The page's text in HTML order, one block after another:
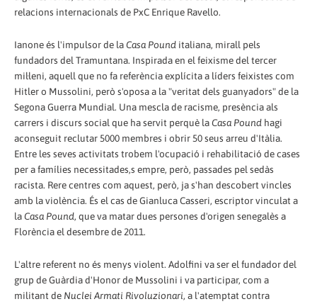
relacions internacionals de PxC Enrique Ravello.
Ianone és l'impulsor de laCasa Pound italiana, mirall pels
fundadors del Tramuntana. Inspirada en el feixisme del tercer
mil·leni, aquell que no fa referència explícita a líders feixistes com
Hitler o Mussolini, però s'oposa a la "veritat dels guanyadors" de la
Segona Guerra Mundial. Una mescla de racisme, presència als
carrers i discurs social que ha servit perquè laCasa Pound hagi
aconseguit reclutar 5000 membres i obrir 50 seus arreu d'Itàlia.
Entre les seves activitats trobem l'ocupació i rehabilitació de cases
per a famílies necessitades,s empre, però, passades pel sedàs
racista. Rere centres com aquest, però, ja s'han descobert vincles
amb la violència. És el cas de Gianluca Casseri, escriptor vinculat a
laCasa Pound, que va matar dues persones d'origen senegalès a
Florència el desembre de 2011.
L'altre referent no és menys violent. Adolfini va ser el fundador del
grup de Guàrdia d'Honor de Mussolini i va participar, com a
militant de Nuclei Armati Rivoluzionari, a l'atemptat contra